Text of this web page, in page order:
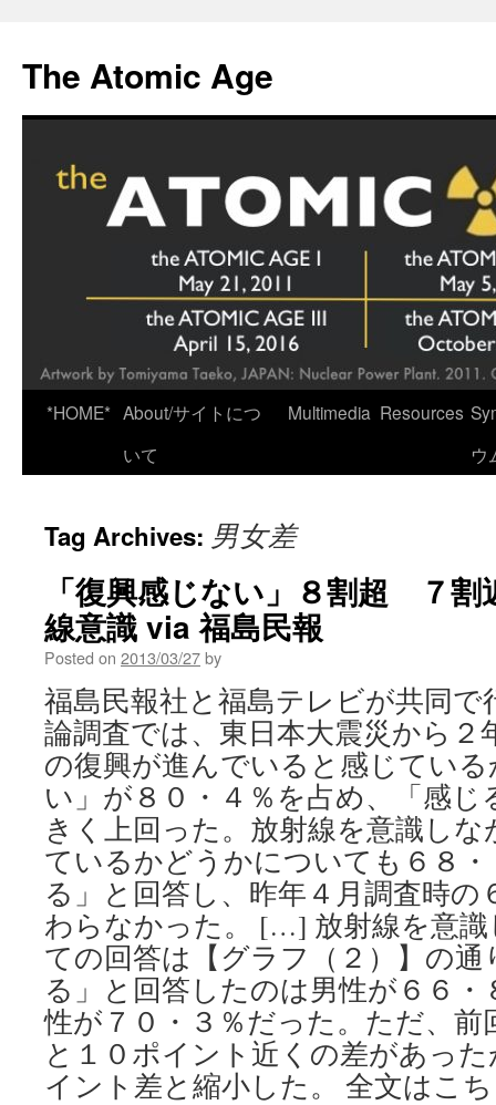
content
The Atomic Age
*HOME* About/サイトにつ
いて
Multimedia Resources
ウ
Tag Archives: 男女差
「復興感じない」８割超 ７割
線意識 via 福島民報
Posted on 2013/03/27by
福島民報社と福島テレビが共同で
論調査では、東日本大震災から２
の復興が進んでいると感じてい
い」が８０・４％を占め、「感じ
きく上回った。放射線を意識し
ているかどうかについても６８
る」と回答し、昨年４月調査時の
わらなかった。 […] 放射線を意
ての回答は【グラフ（２）】の
る」と回答したのは男性が６６
性が７０・３％だった。ただ、前
と１０ポイント近くの差があっ
イント差と縮小した。 全文はこ